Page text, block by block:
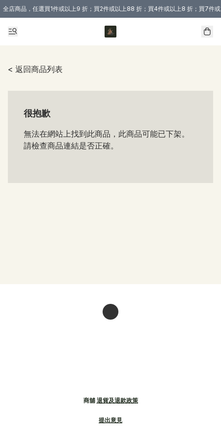
全店商品，任選買1件或以上9 折；買2件或以上88 折；買4件或以上8 折；買7件
購買 3 件商品或以上即享免運費優惠！（適用於 本地送貨、本地取貨 )
< 返回商品列表
很抱歉
無法在網站上找到此商品，此商品可能已下架。
請檢查商品連結是否正確。
商舖 退貨及退款政策
提出意見